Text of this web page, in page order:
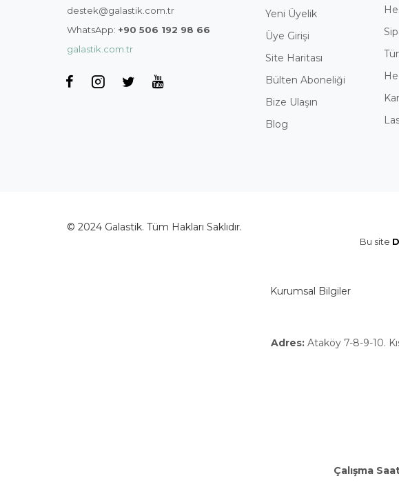
destek@galastik.com.tr
WhatsApp: +90 506 192 98 66
galastik.com.tr
Yeni Üyelik
Üye Girişi
Site Haritası
Bülten Aboneliği
Bize Ulaşın
Blog
© 2024 Galastik. Tüm Hakları Saklıdır.
Bu site
Kurumsal Bilgiler
Adres: Ataköy 7-8-9-10.
Çalışma